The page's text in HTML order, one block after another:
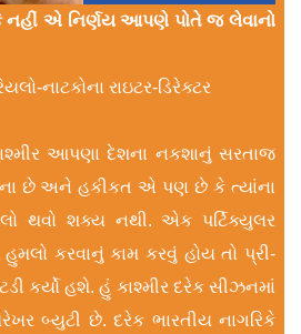
નહીં એ નિર્ણય આપણે પોતે જ લેવાનો
નાટકોના રાઇટર-ડિરેક્ટર
આપણા દેશના નકશાનું સરતાજ
છે અને હકીકત એ પણ છે કે ત્યાંના
થવો શક્ય નથી. એક પર્ટિક્યુલર
કરવાનું કામ કરવું હોય તો પ્રી-
કર્યો હશે. હું કાશ્મીર દરેક સીઝનમાં
બ્યુટી છે. દરેક ભારતીય નાગરિકે